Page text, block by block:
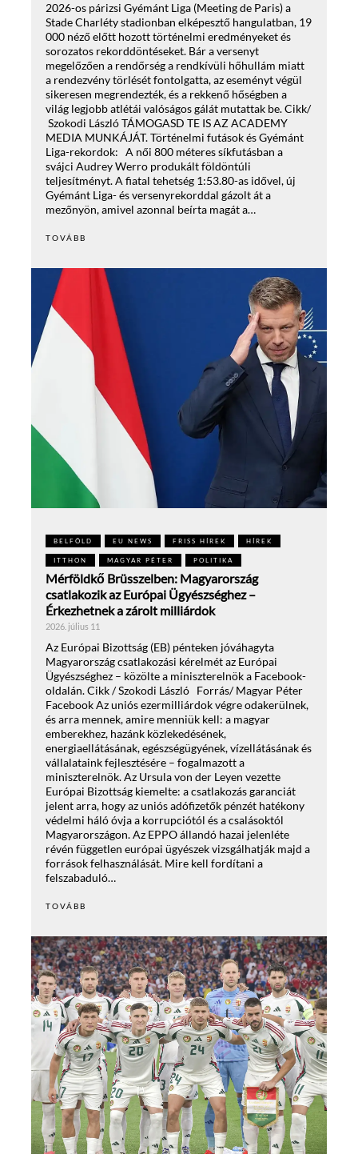
2026-os párizsi Gyémánt Liga (Meeting de Paris) a
Stade Charléty stadionban elképesztő hangulatban, 19
000 néző előtt hozott történelmi eredményeket és
sorozatos rekorddöntéseket. Bár a versenyt
megelőzően a rendőrség a rendkívüli hőhullám miatt
a rendezvény törlését fontolgatta, az eseményt végül
sikeresen megrendezték, és a rekkenő hőségben a
világ legjobb atlétái valóságos gálát mutattak be. Cikk/
Szokodi László TÁMOGASD TE IS AZ ACADEMY
MEDIA MUNKÁJÁT. Történelmi futások és Gyémánt
Liga-rekordok: A női 800 méteres síkfutásban a
svájci Audrey Werro produkált földöntúli
teljesítményt. A fiatal tehetség 1:53.80-as idővel, új
Gyémánt Liga- és versenyrekorddal gázolt át a
mezőnyön, amivel azonnal beírta magát a…
TOVÁBB
BELFÖLD EU NEWS FRISS HÍREK HÍREK
ITTHON MAGYAR PÉTER POLITIKA
Mérföldkő Brüsszelben: Magyarország
csatlakozik az Európai Ügyészséghez –
Érkezhetnek a zárolt milliárdok
2026. július 11
Az Európai Bizottság (EB) pénteken jóváhagyta
Magyarország csatlakozási kérelmét az Európai
Ügyészséghez – közölte a miniszterelnök a Facebook-
oldalán. Cikk / Szokodi László Forrás/ Magyar Péter
Facebook Az uniós ezermilliárdok végre odakerülnek,
és arra mennek, amire menniük kell: a magyar
emberekhez, hazánk közlekedésének,
energiaellátásának, egészségügyének, vízellátásának és
vállalataink fejlesztésére – fogalmazott a
miniszterelnök. Az Ursula von der Leyen vezette
Európai Bizottság kiemelte: a csatlakozás garanciát
jelent arra, hogy az uniós adófizetők pénzét hatékony
védelmi háló óvja a korrupciótól és a csalásoktól
Magyarországon. Az EPPO állandó hazai jelenléte
révén független európai ügyészek vizsgálhatják majd a
források felhasználását. Mire kell fordítani a
felszabaduló…
TOVÁBB